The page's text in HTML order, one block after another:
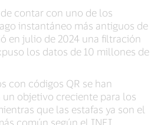
contar con uno de los
instantáneo más antiguos de
en julio de 2024 una filtración
los datos de 10 millones de
con códigos QR se han
objetivo creciente para los
que las estafas ya son el
común según el INEI.